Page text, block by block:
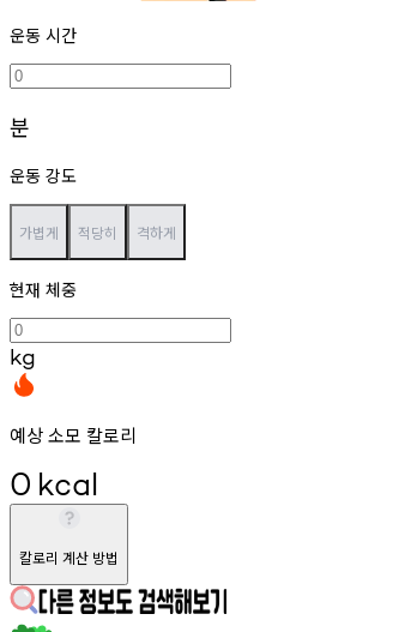
운동 시간
분
운동 강도
가볍게 적당히 격하게
현재 체중
kg
예상 소모 칼로리
0 kcal
칼로리 계산 방법